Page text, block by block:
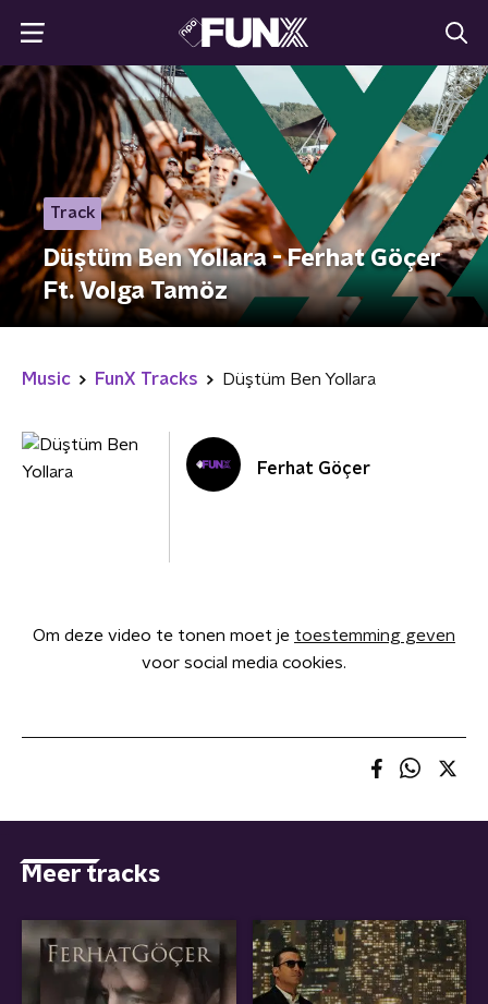
Track
Düştüm Ben Yollara - Ferhat Göçer
Ft. Volga Tamöz
Music FunX Tracks Düştüm Ben Yollara
Ferhat Göçer
Om deze video te tonen moet je toestemming geven
voor social media cookies.
Meer tracks